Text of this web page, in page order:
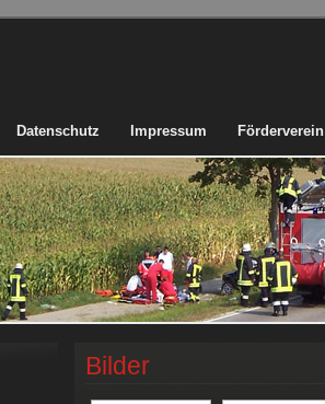
Datenschutz Impressum Förderverein
Bilder